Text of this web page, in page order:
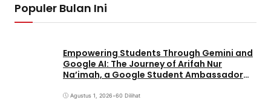
Populer Bulan Ini
Empowering Students Through Gemini and
Google AI: The Journey of Arifah Nur
Na’imah, a Google Student Ambassador
Pignatelli Triputra
Agustus 1, 2026•60 Dilihat